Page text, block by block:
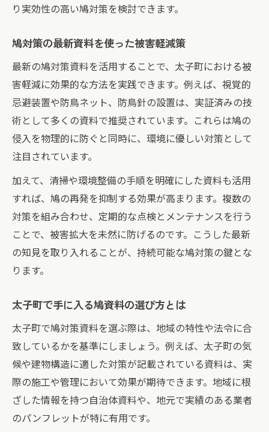
り実効性の高い鳩対策を検討できます。
鳩対策の最新資料を使った被害軽減策
最新の鳩対策資料を活用することで、太子町における被
害軽減に効果的な方法を実践できます。例えば、視覚的
忌避装置や防鳥ネット、防鳥針の設置は、実証済みの技
術として多くの資料で推奨されています。これらは鳩の
侵入を物理的に防ぐと同時に、環境に優しい対策として
注目されています。
加えて、清掃や環境整備の手順を明確にした資料も活用
すれば、鳩の再発を抑制する効果が高まります。複数の
対策を組み合わせ、定期的な点検とメンテナンスを行う
ことで、被害拡大を未然に防げるのです。こうした最新
の知見を取り入れることが、持続可能な鳩対策の鍵とな
ります。
太子町で手に入る鳩資料の選び方とは
太子町で鳩対策資料を選ぶ際は、地域の特性や法令に合
致しているかを基準にしましょう。例えば、太子町の気
候や建物構造に適した対策が記載されている資料は、実
際の施工や管理において効果が期待できます。地域に根
ざした情報を持つ自治体資料や、地元で実績のある業者
のパンフレットが特に有用です。